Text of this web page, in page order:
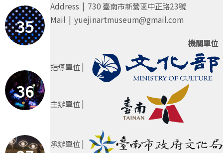
35
36
Address | 730 臺南市新營區中正路23號
Mail | yuejinartmuseum@gmail.com
機關單位
指導單位 |
主辦單位 |
承辦單位 |